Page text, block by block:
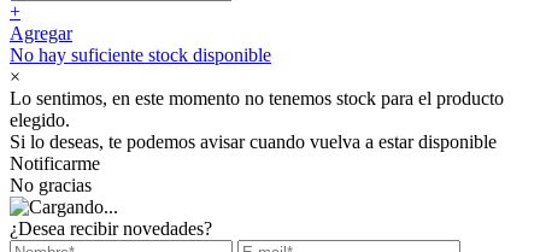
+
Agregar
No hay suficiente stock disponible
×
Lo sentimos, en este momento no tenemos stock para el producto
elegido.
Si lo deseas, te podemos avisar cuando vuelva a estar disponible
Notificarme
No gracias
¿Desea recibir novedades?